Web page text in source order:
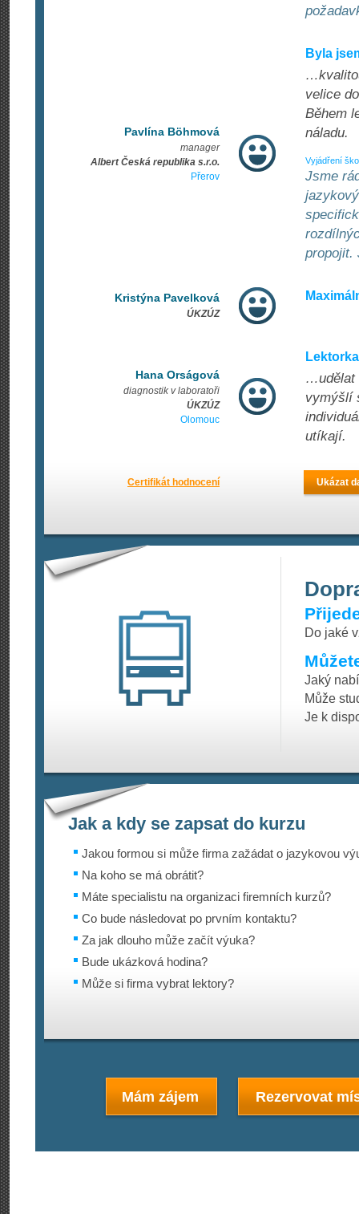
Pavlína Böhmová
manager
Albert Česká republika s.r.o.
Přerov
Byla
velice
Během
náladu.
Vyjádření
Jsme
propojit.
Kristýna Pavelková
ÚKZÚZ
Hana Orságová
diagnostik v laboratoři
ÚKZÚZ
Olomouc
…udělat
vymýšlí
utíkají.
Certifikát hodnocení Ukázat
Do jaké
Jaký
Může
Je k
Jak a kdy se zapsat do kurzu
Jakou formou si může firma zažádat o jazykovou
Na koho se má obrátit?
Máte specialistu na organizaci firemních kurzů?
Co bude následovat po prvním kontaktu?
Za jak dlouho může začít výuka?
Bude ukázková hodina?
Může si firma vybrat lektory?
Mám zájem Rezervovat